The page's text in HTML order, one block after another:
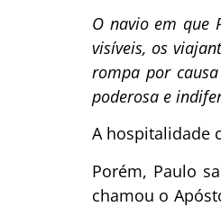
O navio em que
visíveis, os
rompa por
poderosa e
A hospitalidade
Porém, Paulo
chamou o